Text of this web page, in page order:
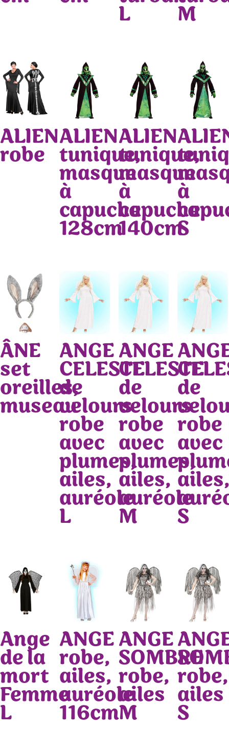
L M
ALIEN
robe
ALIEN
tunique,
masque
à
capuche
128cm
ALIEN
tunique,
masque
à
capuche
140cm
à
S
ÂNE
set
oreilles,
museau
ANGE
CELESTE
de
velours
robe
avec
plumes,
ailes,
auréole
L
ANGE
CELESTE
de
velours
robe
avec
plumes,
ailes,
auréole
M
de
robe
avec
S
Ange
de la
mort
Femme
L
ANGE
robe,
ailes,
auréole
116cm
ANGE
SOMBRE
robe,
ailes
M
robe,
ailes
S